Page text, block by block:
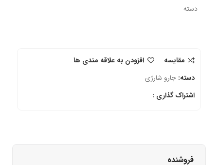
دسته
مقایسه
افزودن به علاقه مندی ها
دسته: جارو شارژی
اشتراک گذاری :
فروشنده